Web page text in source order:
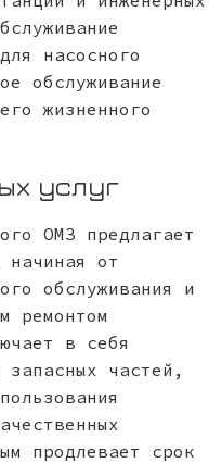
для насосного
обслуживание
жизненного
услуг
ОМЗ предлагает
начиная от
обслуживания и
ремонтом
в себя
запасных частей,
продлевает срок